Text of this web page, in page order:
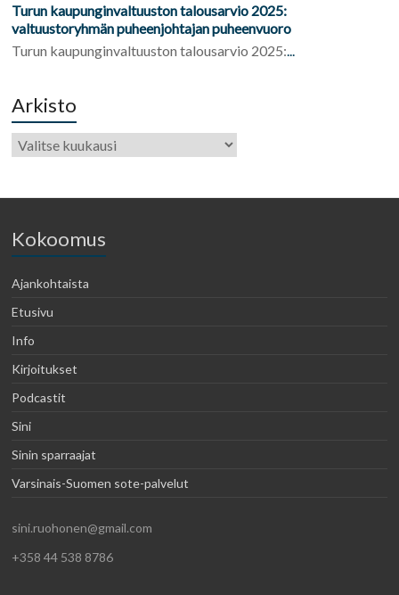
Turun kaupunginvaltuuston talousarvio 2025:
valtuustoryhmän puheenjohtajan puheenvuoro
Turun kaupunginvaltuuston talousarvio 2025:...
Arkisto
Kokoomus
Ajankohtaista
Etusivu
Info
Kirjoitukset
Podcastit
Sini
Sinin sparraajat
Varsinais-Suomen sote-palvelut
sini.ruohonen@gmail.com
+358 44 538 8786